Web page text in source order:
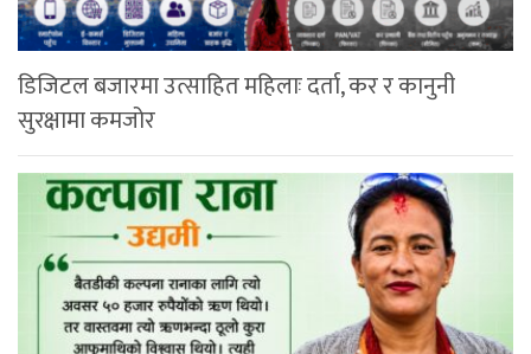
डिजिटल बजारमा उत्साहित महिलाः दर्ता, कर र कानुनी
सुरक्षामा कमजोर